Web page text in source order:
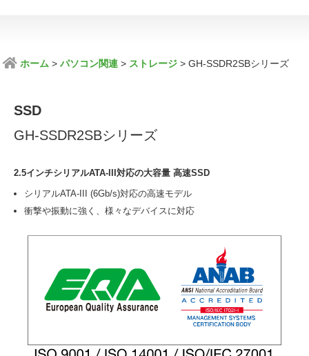
ホーム パソコン関連 ストレージ GH-SSDR2SBシリーズ
SSD
GH-SSDR2SBシリーズ
2.5インチシリアルATA-III対応の大容量 高速SSD
シリアルATA-III (6Gb/s)対応の高速モデル
衝撃や振動に強く、様々なデバイスに対応